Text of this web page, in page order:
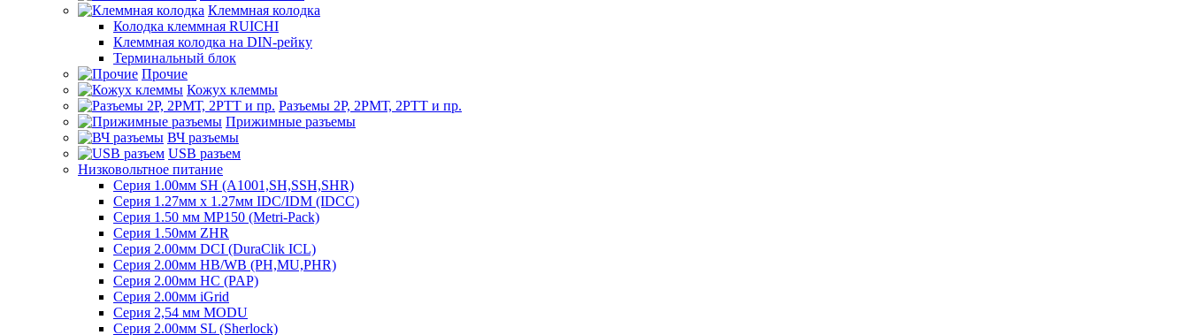
Клеммная колодка
Колодка клеммная RUICHI
Клеммная колодка на DIN-рейку
Терминальный блок
Прочие
Кожух клеммы
Разъемы 2Р, 2РМТ, 2РТТ и пр.
Прижимные разъемы
ВЧ разъемы
USB разъем
Низковольтное питание
Серия 1.00мм SH (A1001,SH,SSH,SHR)
Серия 1.27мм x 1.27мм IDC/IDM (IDCC)
Серия 1.50 мм MP150 (Metri-Pack)
Серия 1.50мм ZHR
Серия 2.00мм DCI (DuraClik ICL)
Серия 2.00мм HB/WB (PH,MU,PHR)
Серия 2.00мм HC (PAP)
Серия 2.00мм iGrid
Серия 2,54 мм MODU
Серия 2.00мм SL (Sherlock)